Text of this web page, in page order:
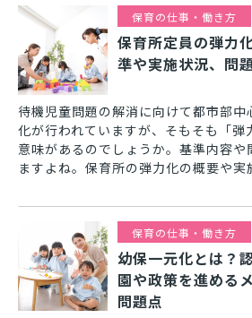
保育の仕事・働き方
保育所定員の弾力
準や実施状況、問
待機児童問題の解消に向けて都市部中
化が行われていますが、そもそも「弾
意味があるのでしょうか。基準内容や
ますよね。保育所の弾力化の概要や実
保育の仕事・働き方
幼保一元化とは？
園や政策を進める
問題点